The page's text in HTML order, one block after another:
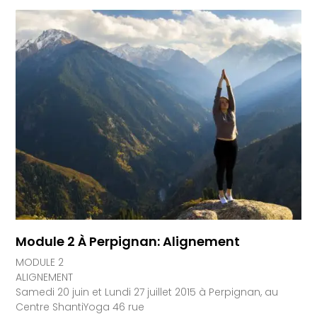
Module 2 À Perpignan: Alignement
MODULE 2
ALIGNEMENT
Samedi 20 juin et Lundi 27 juillet 2015 à Perpignan, au
Centre ShantiYoga 46 rue